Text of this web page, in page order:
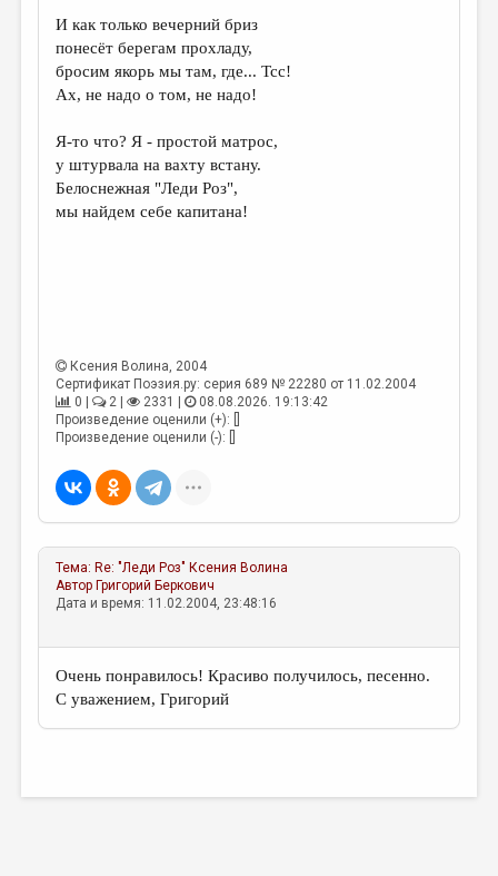
ОТ РЕДАКЦИИ
МАЛАЯ ПРОЗА
ЛИТЕРАТУРОВЕДЕНИЕ
КУЛЬТУРОВЕДЕНИЕ
ТРЕДИАКОВСКИЙ
МЕДИА
ВКОНТАКТЕ
И как только вечерний бриз
понесёт берегам прохладу,
бросим якорь мы там, где... Тсс!
Ах, не надо о том, не надо!
Я-то что? Я - простой матрос,
у штурвала на вахту встану.
Белоснежная "Леди Роз",
мы найдем себе капитана!
Ксения Волина, 2004
Сертификат Поэзия.ру: серия 689 № 22280 от 11.02.2004
0 |
2 | 2331 |
08.08.2026. 19:13:42
Произведение оценили (+): []
Произведение оценили (-): []
Тема: Re: "Леди Роз" Ксения Волина
Автор Григорий Беркович
Дата и время: 11.02.2004, 23:48:16
Очень понравилось! Красиво получилось, песенно.
С уважением, Григорий